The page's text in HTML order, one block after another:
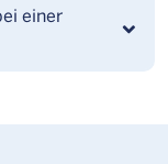
einer